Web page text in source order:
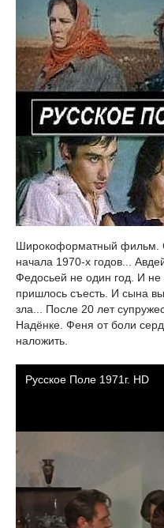
Широкоформатный фильм.
начала 1970-х годов...
Федосьей не один год. И
пришлось съесть. И сына
зла... После 20 лет
Надёнке. Феня от боли
наложить.